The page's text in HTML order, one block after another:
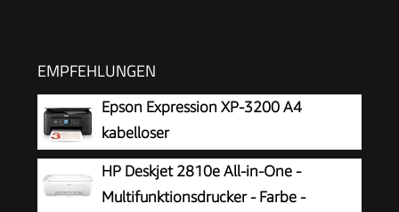
EMPFEHLUNGEN
Epson Expression XP-3200 A4
kabelloser
Multifunktionstintenstrahldrucker
HP Deskjet 2810e All-in-One -
Multifunktionsdrucker - Farbe -